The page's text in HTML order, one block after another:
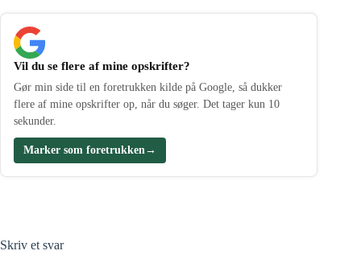
Vil du se flere af mine opskrifter?
Gør min side til en foretrukken kilde på Google, så dukker
flere af mine opskrifter op, når du søger. Det tager kun 10
sekunder.
Marker som foretrukken →
Skriv et svar